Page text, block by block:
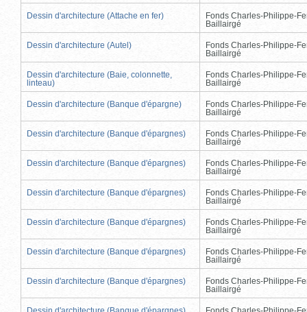
Dessin d'architecture (Attache en fer)
Fonds Charles-Philippe-
Baillairgé
Dessin d'architecture (Autel)
Fonds Charles-Philippe-
Baillairgé
Dessin d'architecture (Baie, colonnette,
linteau)
Fonds Charles-Philippe-
Baillairgé
Dessin d'architecture (Banque d'épargne)
Fonds Charles-Philippe-
Baillairgé
Dessin d'architecture (Banque d'épargnes)
Fonds Charles-Philippe-
Baillairgé
Dessin d'architecture (Banque d'épargnes)
Fonds Charles-Philippe-
Baillairgé
Dessin d'architecture (Banque d'épargnes)
Fonds Charles-Philippe-
Baillairgé
Dessin d'architecture (Banque d'épargnes)
Fonds Charles-Philippe-
Baillairgé
Dessin d'architecture (Banque d'épargnes)
Fonds Charles-Philippe-
Baillairgé
Dessin d'architecture (Banque d'épargnes)
Fonds Charles-Philippe-
Baillairgé